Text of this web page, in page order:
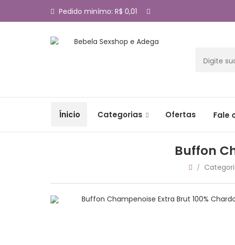
Pedido minímo: R$ 0,01
Ínicio Categorias Ofertas Fale
Buffon
/